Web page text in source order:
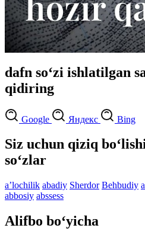
dafn so‘zi ishlatilgan
qidiring
Google Яндекс Bing
Siz uchun qiziq
so‘zlar
aʼlochilik abadiy Sherdor Behbudiy
abbosiy abssess
Alifbo bo‘yicha